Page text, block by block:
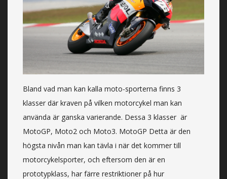
Bland vad man kan kalla moto-sporterna finns 3
klasser där kraven på vilken motorcykel man kan
använda är ganska varierande. Dessa 3 klasser är
MotoGP, Moto2 och Moto3. MotoGP Detta är den
högsta nivån man kan tävla i när det kommer till
motorcykelsporter, och eftersom den är en
prototypklass, har färre restriktioner på hur